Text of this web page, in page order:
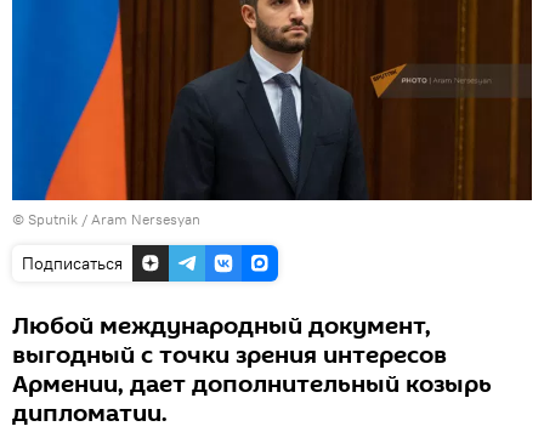
© Sputnik / Aram Nersesyan
Подписаться
Любой международный документ,
выгодный с точки зрения интересов
Армении, дает дополнительный козырь
дипломатии.